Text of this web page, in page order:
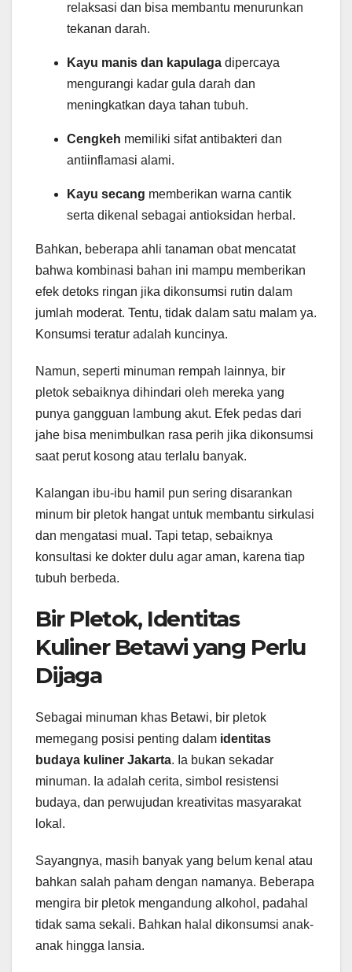
relaksasi dan bisa membantu menurunkan
tekanan darah.
Kayu manis dan kapulaga dipercaya
mengurangi kadar gula darah dan
meningkatkan daya tahan tubuh.
Cengkeh memiliki sifat antibakteri dan
antiinflamasi alami.
Kayu secang memberikan warna cantik
serta dikenal sebagai antioksidan herbal.
Bahkan, beberapa ahli tanaman obat mencatat
bahwa kombinasi bahan ini mampu memberikan
efek detoks ringan jika dikonsumsi rutin dalam
jumlah moderat. Tentu, tidak dalam satu malam ya.
Konsumsi teratur adalah kuncinya.
Namun, seperti minuman rempah lainnya, bir
pletok sebaiknya dihindari oleh mereka yang
punya gangguan lambung akut. Efek pedas dari
jahe bisa menimbulkan rasa perih jika dikonsumsi
saat perut kosong atau terlalu banyak.
Kalangan ibu-ibu hamil pun sering disarankan
minum bir pletok hangat untuk membantu sirkulasi
dan mengatasi mual. Tapi tetap, sebaiknya
konsultasi ke dokter dulu agar aman, karena tiap
tubuh berbeda.
Bir Pletok, Identitas
Kuliner Betawi yang Perlu
Dijaga
Sebagai minuman khas Betawi, bir pletok
memegang posisi penting dalam identitas
budaya kuliner Jakarta. Ia bukan sekadar
minuman. Ia adalah cerita, simbol resistensi
budaya, dan perwujudan kreativitas masyarakat
lokal.
Sayangnya, masih banyak yang belum kenal atau
bahkan salah paham dengan namanya. Beberapa
mengira bir pletok mengandung alkohol, padahal
tidak sama sekali. Bahkan halal dikonsumsi anak-
anak hingga lansia.